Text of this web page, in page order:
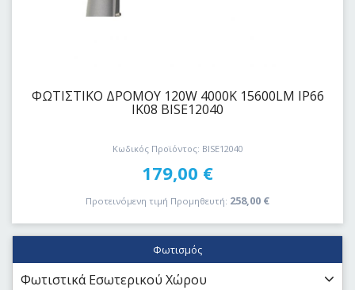
Φωτισμός
Φωτιστικά Εσωτερικού Χώρου
ΦΩΤΙΣΤΙΚΟ ΔΡΟΜΟΥ 120W 4000K 15600LM IP66
ΙΚ08 BISE12040
Κωδικός Προϊόντος: BISE12040
179,00 €
Προτεινόμενη τιμή Προμηθευτή: 258,00 €